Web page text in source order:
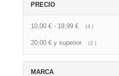
PRECIO
10,00 € - 19,99 € 4 artículo
20,00 € y superior 2 artículo
MARCA